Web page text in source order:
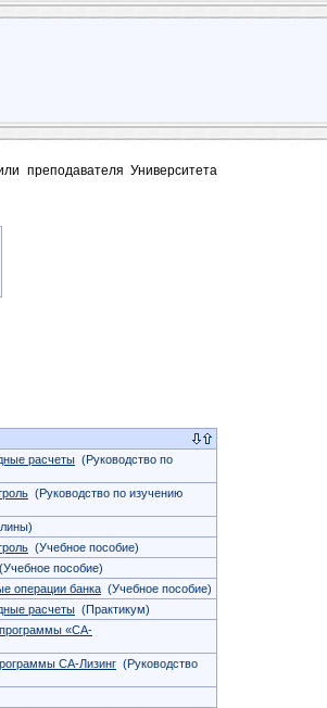
преподавателя Университета
расчеты (Руководство по
(Руководство по изучению
(Учебное пособие)
(Учебное пособие)
операции банка (Учебное пособие)
расчеты (Практикум)
программы «СА-
СА-Лизинг (Руководство